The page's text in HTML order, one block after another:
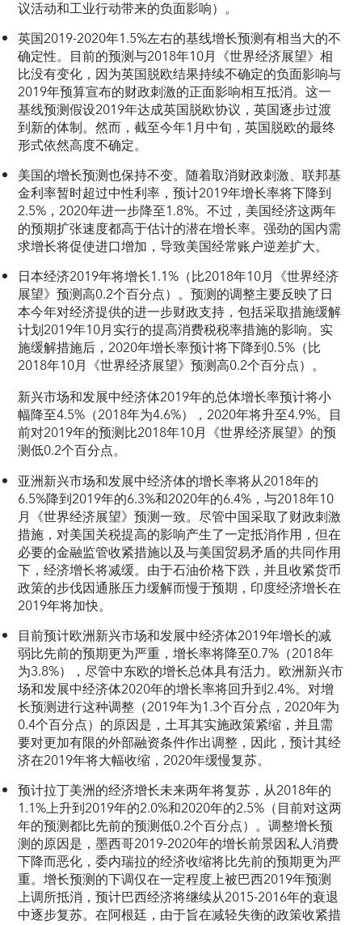
议活动和工业行动带来的负面影响）。
英国2019-2020年1.5%左右的基线增长预测有相当大的不
确定性。目前的预测与2018年10月《世界经济展望》相
比没有变化，因为英国脱欧结果持续不确定的负面影响与
2019年预算宣布的财政刺激的正面影响相互抵消。这一
基线预测假设2019年达成英国脱欧协议，英国逐步过渡
到新的体制。然而，截至今年1月中旬，英国脱欧的最终
形式依然高度不确定。
美国的增长预测也保持不变。随着取消财政刺激、联邦基
金利率暂时超过中性利率，预计2019年增长率将下降到
2.5%，2020年进一步降至1.8%。不过，美国经济这两年
的预期扩张速度都高于估计的潜在增长率。强劲的国内需
求增长将促使进口增加，导致美国经常账户逆差扩大。
日本经济2019年将增长1.1%（比2018年10月《世界经济
展望》预测高0.2个百分点）。预测的调整主要反映了日
本今年对经济提供的进一步财政支持，包括采取措施缓解
计划2019年10月实行的提高消费税税率措施的影响。实
施缓解措施后，2020年增长率预计将下降到0.5%（比
2018年10月《世界经济展望》预测高0.2个百分点）。
新兴市场和发展中经济体2019年的总体增长率预计将小
幅降至4.5%（2018年为4.6%），2020年将升至4.9%。目
前对2019年的预测比2018年10月《世界经济展望》的预
测低0.2个百分点。
亚洲新兴市场和发展中经济体的增长率将从2018年的
6.5%降到2019年的6.3%和2020年的6.4%，与2018年10
月《世界经济展望》预测一致。尽管中国采取了财政刺激
措施，对美国关税提高的影响产生了一定抵消作用，但在
必要的金融监管收紧措施以及与美国贸易矛盾的共同作用
下，经济增长将减缓。由于石油价格下跌，并且收紧货币
政策的步伐因通胀压力缓解而慢于预期，印度经济增长在
2019年将加快。
目前预计欧洲新兴市场和发展中经济体2019年增长的减
弱比先前的预期更为严重，增长率将降至0.7%（2018年
为3.8%），尽管中东欧的增长总体具有活力。欧洲新兴市
场和发展中经济体2020年的增长率将回升到2.4%。对增
长预测进行这种调整（2019年为1.3个百分点，2020年为
0.4个百分点）的原因是，土耳其实施政策紧缩，并且需
要对更加有限的外部融资条件作出调整，因此，预计其经
济在2019年将大幅收缩，2020年缓慢复苏。
预计拉丁美洲的经济增长未来两年将复苏，从2018年的
1.1%上升到2019年的2.0%和2020年的2.5%（目前对这两
年的预测都比先前的预测低0.2个百分点）。调整增长预
测的原因是，墨西哥2019-2020年的增长前景因私人消费
下降而恶化，委内瑞拉的经济收缩将比先前的预期更为严
重。增长预测的下调仅在一定程度上被巴西2019年预测
上调所抵消，预计巴西经济将继续从2015-2016年的衰退
中逐步复苏。在阿根廷，由于旨在减轻失衡的政策收紧措